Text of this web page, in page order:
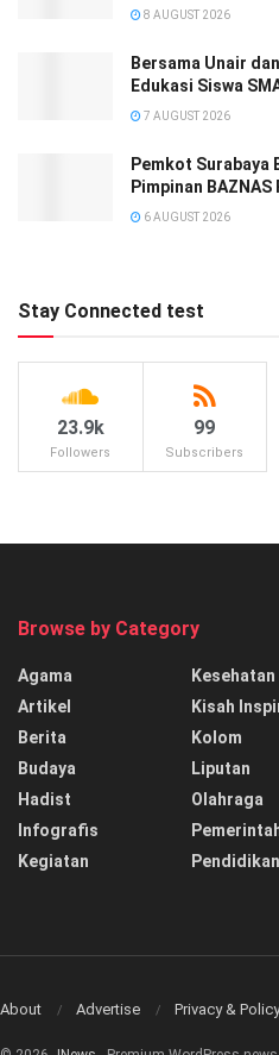
8 AUGUST 2026
Bersama Unair
Edukasi Siswa
7 AUGUST 2026
Pemkot Surabaya
Pimpinan
6 AUGUST 2026
Stay Connected test
23.9k
Followers
99
Subscribers
Browse by Category
Agama
Artikel
Berita
Budaya
Hadist
Infografis
Kegiatan
Kesehatan
Kisah
Kolom
Liputan
Olahraga
Pendidikan
About Advertise Privacy & Policy